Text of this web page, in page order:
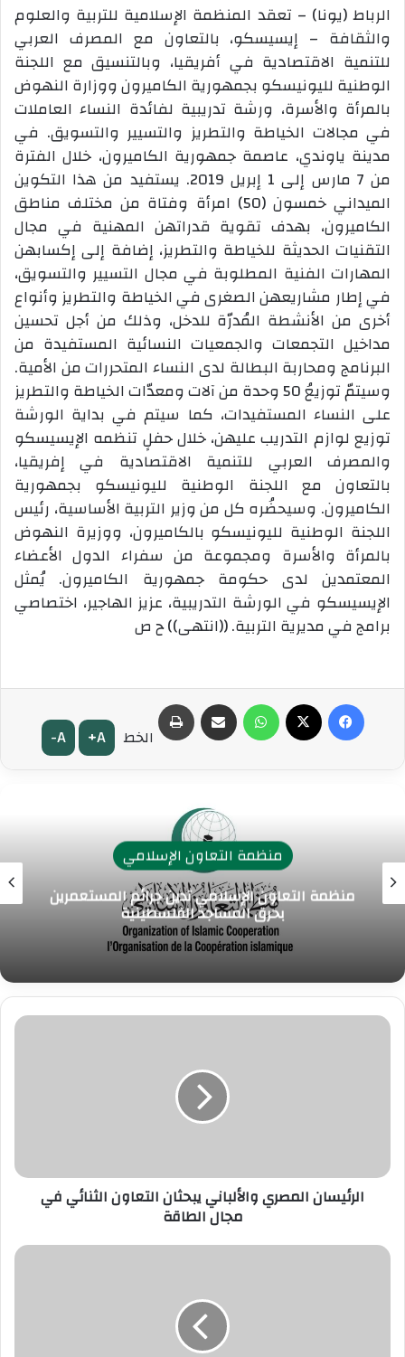
الرباط (يونا) – تعقد المنظمة الإسلامية للتربية والعلوم
والثقافة – إيسيسكو، بالتعاون مع المصرف العربي
للتنمية الاقتصادية في أفريقيا، وبالتنسيق مع اللجنة
الوطنية لليونيسكو بجمهورية الكاميرون ووزارة النهوض
بالمرأة والأسرة، ورشة تدريبية لفائدة النساء العاملات
في مجالات الخياطة والتطريز والتسيير والتسويق. في
مدينة ياوندي، عاصمة جمهورية الكاميرون، خلال الفترة
من 7 مارس إلى 1 إبريل 2019. يستفيد من هذا التكوين
الميداني خمسون (50) امرأة وفتاة من مختلف مناطق
الكاميرون، بهدف تقوية قدراتهن المهنية في مجال
التقنيات الحديثة للخياطة والتطريز، إضافة إلى إكسابهن
المهارات الفنية المطلوبة في مجال التسيير والتسويق،
في إطار مشاريعهن الصغرى في الخياطة والتطريز وأنواع
أخرى من الأنشطة المُدرّة للدخل، وذلك من أجل تحسين
مداخيل التجمعات والجمعيات النسائية المستفيدة من
البرنامج ومحاربة البطالة لدى النساء المتحررات من الأمية.
وسيتمّ توزيعُ 50 وحدة من آلات ومعدّات الخياطة والتطريز
على النساء المستفيدات، كما سيتم في بداية الورشة
توزيع لوازم التدريب عليهن، خلال حفلٍ تنظمه الإيسيسكو
والمصرف العربي للتنمية الاقتصادية في إفريقيا،
بالتعاون مع اللجنة الوطنية لليونيسكو بجمهورية
الكاميرون. وسيحضُره كل من وزير التربية الأساسية، رئيس
اللجنة الوطنية لليونيسكو بالكاميرون، ووزيرة النهوض
بالمرأة والأسرة ومجموعة من سفراء الدول الأعضاء
المعتمدين لدى حكومة جمهورية الكاميرون. يُمثل
الإيسيسكو في الورشة التدريبية، عزيز الهاجير، اختصاصي
برامج في مديرية التربية. ((انتهى)) ح ص
فيسبوك واتساب مشاركة عبر البريد
الخط A+
A-
منظمة التعاون الإسلامي
منظمة التعاون الإسلامي تدين جرائم المستعمرين
بحرق المساجد الفلسطينية
الرئيسان
الطاقة
الرئيسان المصري والألباني يبحثان التعاون الثنائي في
مجال الطاقة
اتحاد